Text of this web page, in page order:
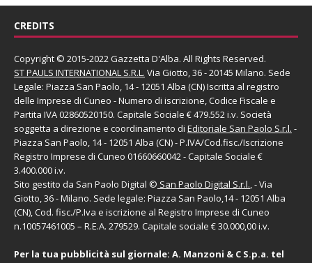
CREDITS
Copyright © 2015-2022 Gazzetta D'Alba. All Rights Reserved.
ST PAULS INTERNATIONAL S.R.L. Via Giotto, 36 - 20145 Milano. Sede
Legale: Piazza San Paolo, 14 - 12051 Alba (CN) Iscritta al registro
delle Imprese di Cuneo - Numero di iscrizione, Codice Fiscale e
Partita IVA 02860520150. Capitale Sociale € 479.552 i.v. Società
soggetta a direzione e coordinamento di Editoriale San Paolo S.r.l. -
Piazza San Paolo, 14 - 12051 Alba (CN) - P.IVA/Cod.fisc./Iscrizione
Registro Imprese di Cuneo 01660660042 - Capitale Sociale €
3.400.000 i.v.
Sito gestito da San Paolo Digital © San Paolo Digital S.r.l., - Via
Giotto, 36 - Milano. Sede legale: Piazza San Paolo,14 - 12051 Alba
(CN), Cod. fisc./P.Iva e iscrizione al Registro Imprese di Cuneo
n.10057461005 – R.E.A. 279529. Capitale sociale € 30.000,00 i.v.
Per la tua pubblicità sul giornale: A. Manzoni & C S.p.a. tel